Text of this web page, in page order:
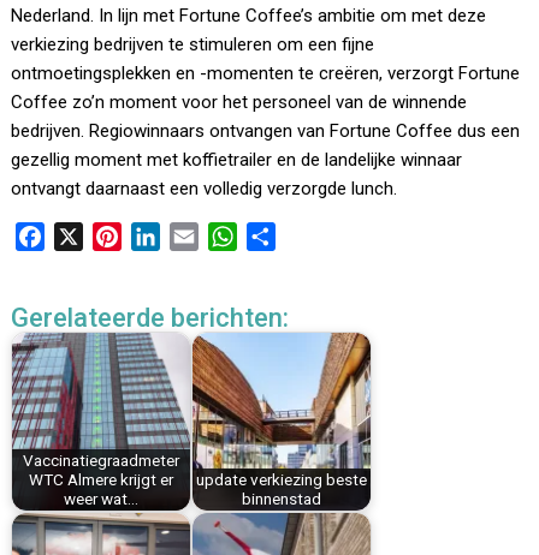
Nederland. In lijn met Fortune Coffee’s ambitie om met deze
verkiezing bedrijven te stimuleren om een fijne
ontmoetingsplekken en -momenten te creëren, verzorgt Fortune
Coffee zo’n moment voor het personeel van de winnende
bedrijven. Regiowinnaars ontvangen van Fortune Coffee dus een
gezellig moment met koffietrailer en de landelijke winnaar
ontvangt daarnaast een volledig verzorgde lunch.
e
b
o
o
k
t
e
r
e
s
t
k
d
I
n
i
l
W
t
A
p
p
e
Gerelateerde berichten:
Vaccinatiegraadmeter
WTC Almere krijgt er
weer wat…
update verkiezing beste
binnenstad